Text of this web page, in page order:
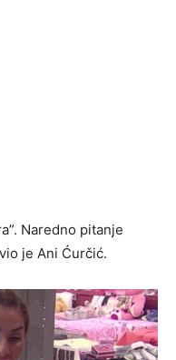
Naredno pitanje
je Ani Ćurčić.